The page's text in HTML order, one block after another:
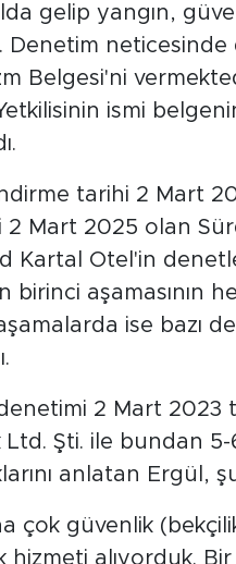
gelip yangın,
Denetim
Belgesi'ni
ismi
tarihi 2 Mart
Mart 2025 olan
Kartal Otel'in
birinci aşamasının
ise bazı
2 Mart 2023
Ltd. Şti. ile bundan
anlatan Ergül,
çok güvenlik
hizmeti alıyorduk.